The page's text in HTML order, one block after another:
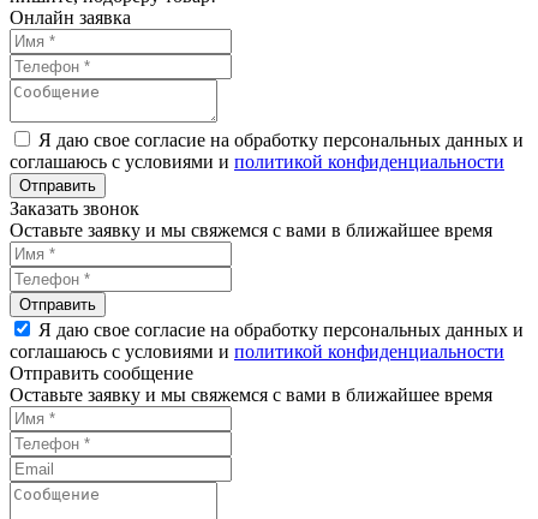
Онлайн заявка
Я даю свое согласие на обработку персональных данных и
соглашаюсь с условиями и политикой конфиденциальности
Заказать звонок
Оставьте заявку и мы свяжемся с вами в ближайшее время
Я даю свое согласие на обработку персональных данных и
соглашаюсь с условиями и политикой конфиденциальности
Отправить сообщение
Оставьте заявку и мы свяжемся с вами в ближайшее время